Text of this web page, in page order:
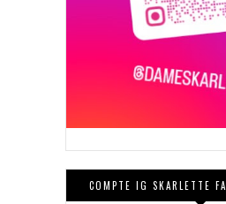
COMPTE IG SKARLETTE